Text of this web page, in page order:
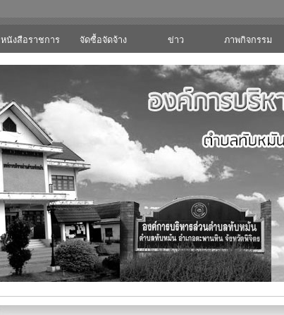
ภาพกิจกรรม
ข่าว
ประชาสัมพันธ์
จัดซื้อจัดจ้าง
หนังสือราชการ